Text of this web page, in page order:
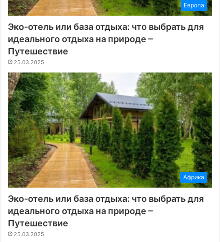
Европа
Эко-отель или база отдыха: что выбрать для
идеального отдыха на природе –
Путешествие
25.03.2025
Африка
Эко-отель или база отдыха: что выбрать для
идеального отдыха на природе –
Путешествие
25.03.2025